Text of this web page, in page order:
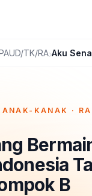
TK/RA
KANAK ·
B